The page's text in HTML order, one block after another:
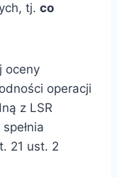
tj. co
oceny
operacji
z LSR
21 ust. 2